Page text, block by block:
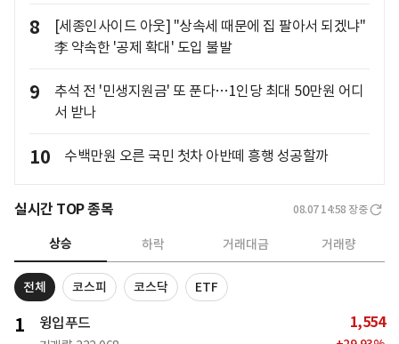
8
[세종인사이드 아웃] "상속세 때문에 집 팔아서 되겠냐"
李 약속한 '공제 확대' 도입 불발
9
추석 전 '민생지원금' 또 푼다…1인당 최대 50만원 어디
서 받나
10 수백만원 오른 국민 첫차 아반떼 흥행 성공할까
실시간 TOP 종목 08.07 14:58 장중
상승 하락 거래대금 거래량
전체 코스피 코스닥 ETF
1 윙입푸드 1,554